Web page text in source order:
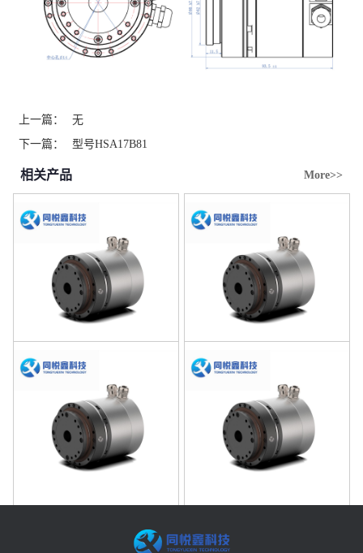
上一篇：
无
下一篇：
型号HSA17B81
相关产品 More>>
型号HSA17B51 型号HSA17B81